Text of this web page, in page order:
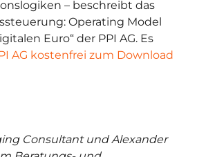
– beschreibt das
Operating Model
Euro“ der PPI AG. Es
AG kostenfrei zum Download
Consultant undAlexander